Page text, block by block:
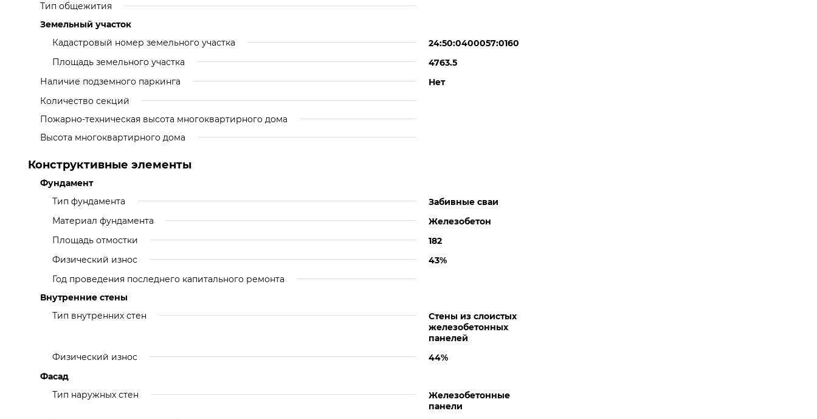
Тип общежития
Земельный участок
Кадастровый номер земельного участка
24:50:0400057:0160
Площадь земельного участка
4763.5
Наличие подземного паркинга
Нет
Количество секций
Пожарно-техническая высота многоквартирного дома
Высота многоквартирного дома
Конструктивные элементы
Фундамент
Тип фундамента
Забивные сваи
Материал фундамента
Железобетон
Площадь отмостки
182
Физический износ
43%
Год проведения последнего капитального ремонта
Внутренние стены
Тип внутренних стен
Стены из слоистых
железобетонных
панелей
Физический износ
44%
Фасад
Тип наружных стен
Железобетонные
панели